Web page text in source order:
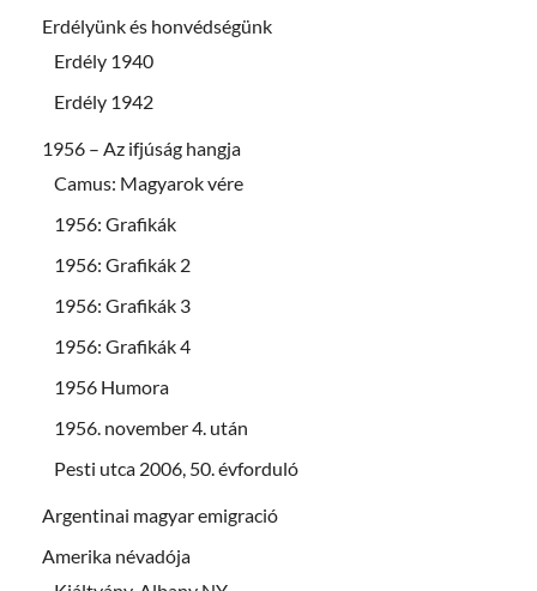
Erdélyünk és honvédségünk
Erdély 1940
Erdély 1942
1956 – Az ifjúság hangja
Camus: Magyarok vére
1956: Grafikák
1956: Grafikák 2
1956: Grafikák 3
1956: Grafikák 4
1956 Humora
1956. november 4. után
Pesti utca 2006, 50. évforduló
Argentinai magyar emigració
Amerika névadója